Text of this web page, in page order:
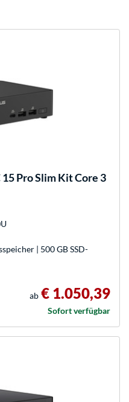
15 Pro Slim Kit Core 3
| 500 GB SSD-
ab € 1.050,39
Sofort verfügbar